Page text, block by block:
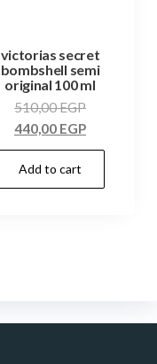
victorias secret
bombshell semi
original 100 ml
510,00EGP
440,00 EGP
Add to cart